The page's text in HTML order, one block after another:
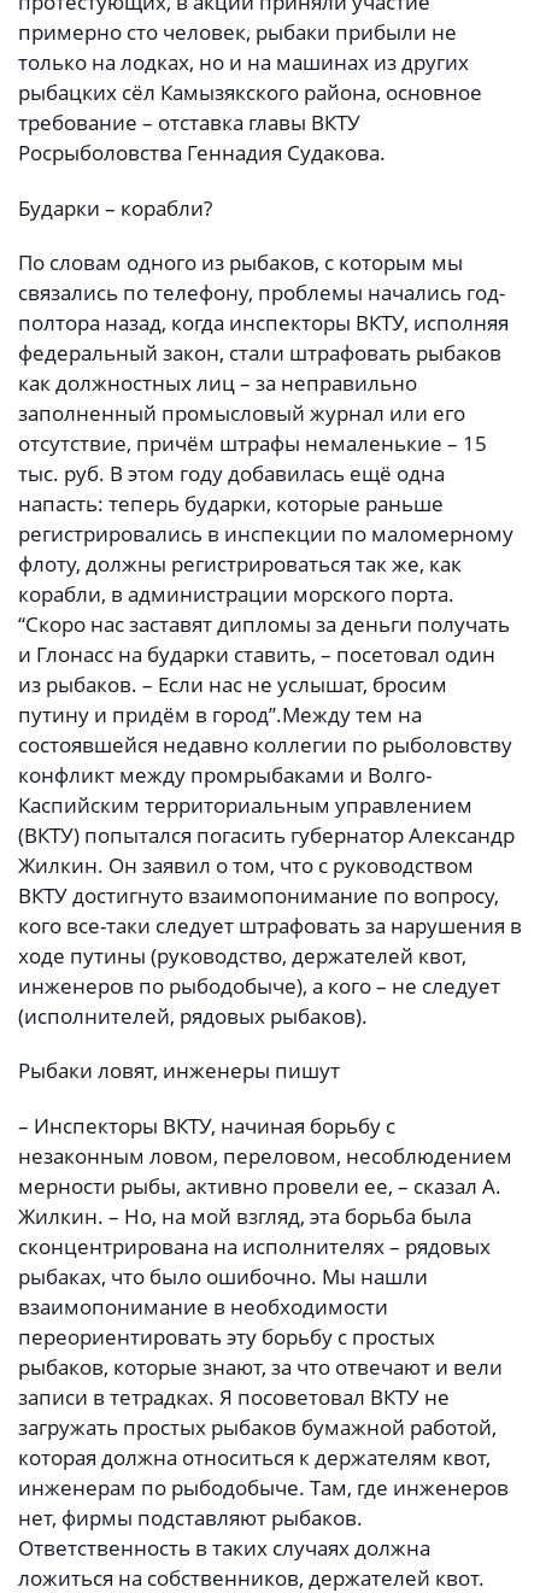
примерно сто человек, рыбаки прибыли не
только на лодках, но и на машинах из других
рыбацких сёл Камызякского района, основное
требование – отставка главы ВКТУ
Росрыболовства Геннадия Судакова.
Бударки – корабли?
По словам одного из рыбаков, с которым мы
связались по телефону, проблемы начались год-
полтора назад, когда инспекторы ВКТУ, исполняя
федеральный закон, стали штрафовать рыбаков
как должностных лиц – за неправильно
заполненный промысловый журнал или его
отсутствие, причём штрафы немаленькие – 15
тыс. руб. В этом году добавилась ещё одна
напасть: теперь бударки, которые раньше
регистрировались в инспекции по маломерному
флоту, должны регистрироваться так же, как
корабли, в администрации морского порта.
“Скоро нас заставят дипломы за деньги получать
и Глонасс на бударки ставить, – посетовал один
из рыбаков. – Если нас не услышат, бросим
путину и придём в город”.Между тем на
состоявшейся недавно коллегии по рыболовству
конфликт между промрыбаками и Волго-
Каспийским территориальным управлением
(ВКТУ) попытался погасить губернатор Александр
Жилкин. Он заявил о том, что с руководством
ВКТУ достигнуто взаимопонимание по вопросу,
кого все-таки следует штрафовать за нарушения в
ходе путины (руководство, держателей квот,
инженеров по рыбодобыче), а кого – не следует
(исполнителей, рядовых рыбаков).
Рыбаки ловят, инженеры пишут
– Инспекторы ВКТУ, начиная борьбу с
незаконным ловом, переловом, несоблюдением
мерности рыбы, активно провели ее, – сказал А.
Жилкин. – Но, на мой взгляд, эта борьба была
сконцентрирована на исполнителях – рядовых
рыбаках, что было ошибочно. Мы нашли
взаимопонимание в необходимости
переориентировать эту борьбу с простых
рыбаков, которые знают, за что отвечают и вели
записи в тетрадках. Я посоветовал ВКТУ не
загружать простых рыбаков бумажной работой,
которая должна относиться к держателям квот,
инженерам по рыбодобыче. Там, где инженеров
нет, фирмы подставляют рыбаков.
Ответственность в таких случаях должна
ложиться на собственников, держателей квот.